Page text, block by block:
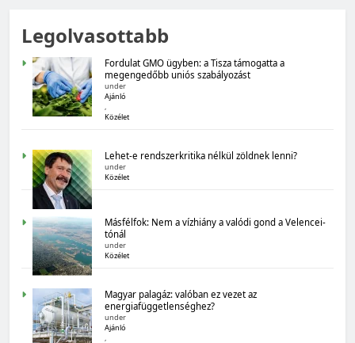
Magyarország számokban: Fogyasztói bizalom,
gazdasági várakozások
MAGYARORSZÁG SZÁMOKBAN
Magyarország számokban: Államadósság
Legolvasottabb
Fordulat GMO ügyben: a Tisza támogatta a
megengedőbb uniós szabályozást
under
Ajánló
,
Közélet
Lehet-e rendszerkritika nélkül zöldnek lenni?
under
Közélet
Másfélfok: Nem a vízhiány a valódi gond a Velencei-
tónál
under
Közélet
Magyar palagáz: valóban ez vezet az
energiafüggetlenséghez?
under
Ajánló
,